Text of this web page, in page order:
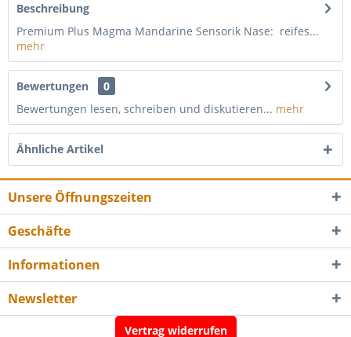
Beschreibung
Premium Plus Magma Mandarine Sensorik Nase: reifes...
mehr
Bewertungen
0
Bewertungen lesen, schreiben und diskutieren... mehr
Ähnliche Artikel
Unsere Öffnungszeiten
Geschäfte
Informationen
Newsletter
Vertrag widerrufen